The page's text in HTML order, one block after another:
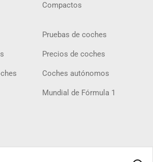
Compactos
Pruebas de coches
Precios de coches
Coches autónomos
Mundial de Fórmula 1